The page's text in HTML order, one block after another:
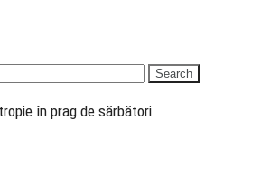
în prag de sărbători